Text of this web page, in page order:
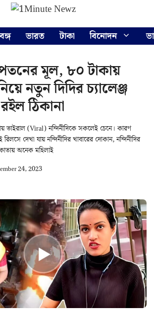
ভারত টাকা বিনোদন
মূল, ৮০ টাকায়
নতুন দিদির চ্যালেঞ্জ
ঠিকানা
ভাইরাল (Viral) নন্দিনীদিকে সকলেই চেনে। কারণ
দেখা যায় নন্দিনীদির খাবারের দোকান, নন্দিনীদির
অনেক মহিলাই
24, 2023